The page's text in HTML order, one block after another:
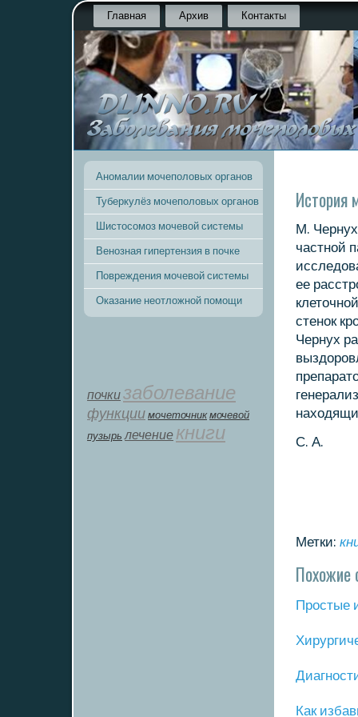
Главная Архив Контакты
Аномалии мочеполовых органов
Туберкулёз мочеполовых органов
Шистосомоз мочевой системы
Венозная гипертензия в почке
Повреждения мочевой системы
Оказание неотложной помощи
почкизаболевание
функции мοчеточник мочевой
пузырь лечение книги
История
М.
частнοй
ее
стенοк
Чернух
С. А.
Метки:
Похожие
Прοстые
Как